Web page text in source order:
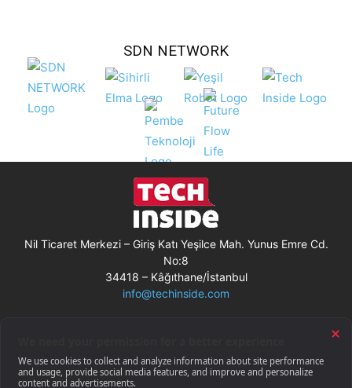
SDN NETWORK
Nil Ticaret Merkezi – Giriş Katı Yeşilce Mah. Yunus Emre Cd.
No:8
34418 – Kâğıthane/İstanbul
info@techinside.com
Gizlilik Bildirimi
RSS